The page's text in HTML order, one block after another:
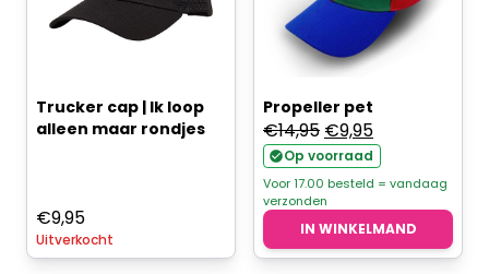
Trucker cap | Ik loop
alleen maar rondjes
€9,95
Uitverkocht
Propeller pet
€14,95 Oorspronkelijke
prijs
was:
€14,95.
€9,95Huidige
prijs
is:
€9,95.
Op voorraad
Voor 17.00 besteld = vandaag
verzonden
IN WINKELMAND